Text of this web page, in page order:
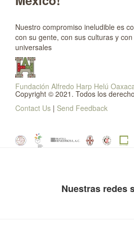
Nuestro compromiso ineludible es
con su gente, con sus culturas y
universales
Fundación Alfredo Harp Helú
Copyright © 2021. Todos los
Contact Us | Send Feedback
Nuestras redes